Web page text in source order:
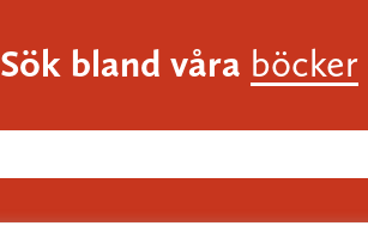
Sök bland våra böcker